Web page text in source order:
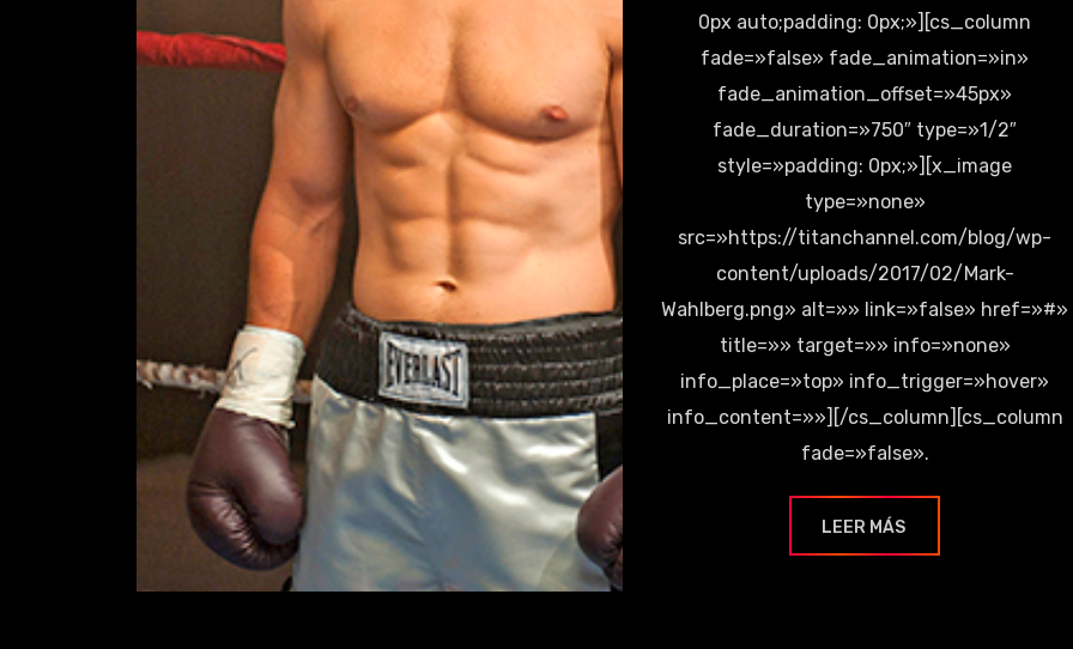
0px auto;padding: 0px;»][cs_column
fade=»false» fade_animation=»in»
fade_animation_offset=»45px»
fade_duration=»750″ type=»1/2″
style=»padding: 0px;»][x_image
type=»none»
src=»https://titanchannel.com/blog/wp-
content/uploads/2017/02/Mark-
Wahlberg.png» alt=»» link=»false» href=»#»
title=»» target=»» info=»none»
info_place=»top» info_trigger=»hover»
info_content=»»][/cs_column][cs_column
fade=»false».
LEER MÁS